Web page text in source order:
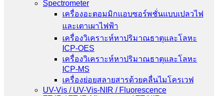
Spectrometer
เครื่องอะตอมมิกแอบซอร์พชั่นแบบเปลวไฟ
และเตาเผาไฟฟ้า
เครื่องวิเคราะห์หาปริมาณธาตุและโลหะ
ICP-OES
เครื่องวิเคราะห์หาปริมาณธาตุและโลหะ
ICP-MS
เครื่องย่อยสลายสารด้วยคลื่นไมโครเวฟ
UV-Vis / UV-Vis-NIR / Fluorescence